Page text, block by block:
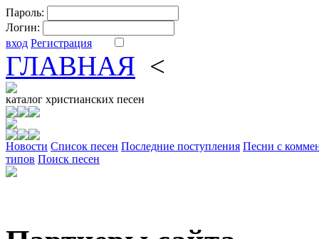
Пароль:
Логин:
вход Регистрация
ГЛАВНАЯ <
каталог христианских песен
Новости Cписок песен Последние поступления Песни с
типов Поиск песен